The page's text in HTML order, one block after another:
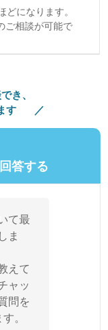
になります。
ご相談が可能で
き、
す
回答する
て最
ま
えて
ャッ
問を
。